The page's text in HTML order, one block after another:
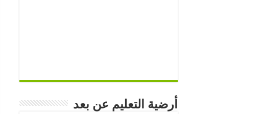
أرضية التعليم عن بعد